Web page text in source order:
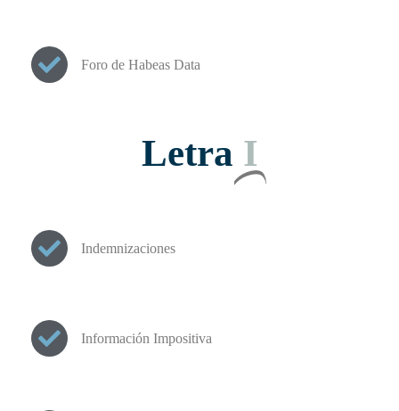
Foro de Habeas Data
Letra I
Indemnizaciones
Información Impositiva